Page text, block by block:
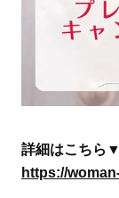
詳細はこちら▼
https://